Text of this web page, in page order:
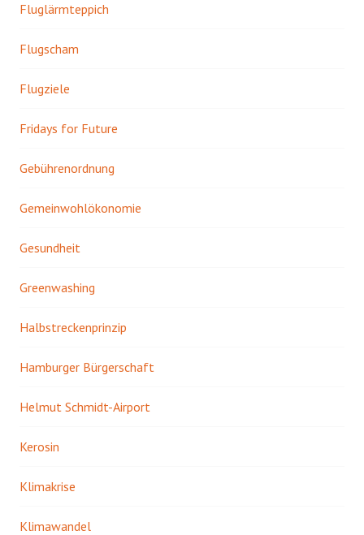
Fluglärmteppich
Flugscham
Flugziele
Fridays for Future
Gebührenordnung
Gemeinwohlökonomie
Gesundheit
Greenwashing
Halbstreckenprinzip
Hamburger Bürgerschaft
Helmut Schmidt-Airport
Kerosin
Klimakrise
Klimawandel